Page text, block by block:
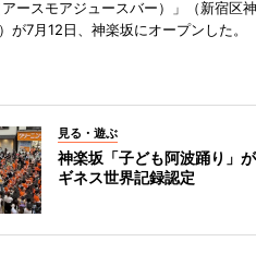
アースモアジュースバー）」（新宿区神
が7月12日、神楽坂にオープンした。
見る・遊ぶ
神楽坂「子ども阿波踊り」が
ギネス世界記録認定